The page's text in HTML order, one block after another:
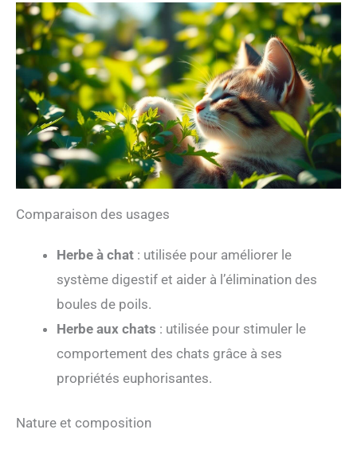
Comparaison des usages
Herbe à chat : utilisée pour améliorer le
système digestif et aider à l’élimination des
boules de poils.
Herbe aux chats : utilisée pour stimuler le
comportement des chats grâce à ses
propriétés euphorisantes.
Nature et composition